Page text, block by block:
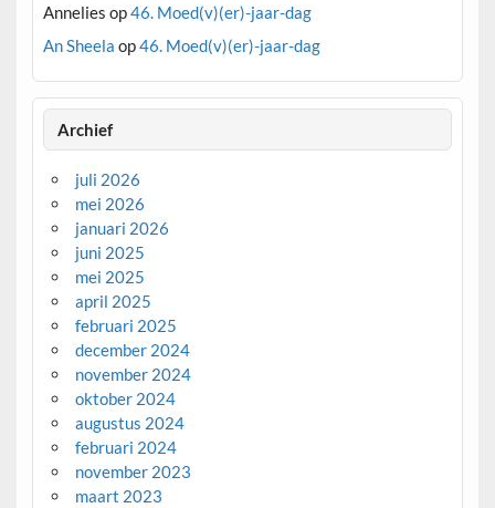
Annelies op46. Moed(v)(er)-jaar-dag
An Sheela op46. Moed(v)(er)-jaar-dag
Archief
juli 2026
mei 2026
januari 2026
juni 2025
mei 2025
april 2025
februari 2025
december 2024
november 2024
oktober 2024
augustus 2024
februari 2024
november 2023
maart 2023